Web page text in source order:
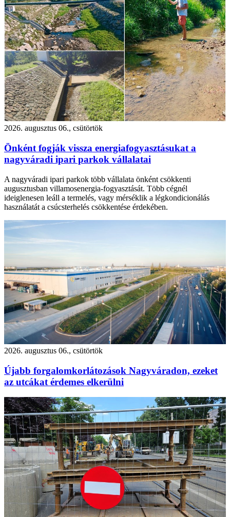
2026. augusztus 06., csütörtök
Önként fogják vissza energiafogyasztásukat a
nagyváradi ipari parkok vállalatai
A nagyváradi ipari parkok több vállalata önként csökkenti
augusztusban villamosenergia-fogyasztását. Több cégnél
ideiglenesen leáll a termelés, vagy mérséklik a légkondicionálás
használatát a csúcsterhelés csökkentése érdekében.
2026. augusztus 06., csütörtök
Újabb forgalomkorlátozások Nagyváradon, ezeket
az utcákat érdemes elkerülni